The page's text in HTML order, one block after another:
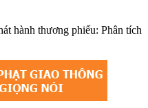
hành thương phiếu: Phân tích